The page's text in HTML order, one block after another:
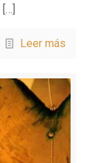
[…]
Leer más